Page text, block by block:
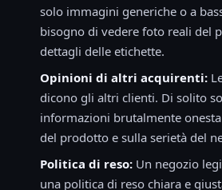
solo immagini generiche o a
bisogno di vedere foto reali del
dettagli delle etichette.
Opinioni di altri acquirenti:
dicono gli altri clienti. Di solito
informazioni brutalmente
del prodotto e sulla serietà del
Politica di reso: Un negozio
una politica di reso chiara e